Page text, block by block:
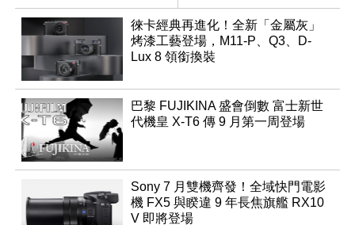
同步亮相
徠卡經典再進化！全新「金屬灰」
烤漆工藝登場，M11-P、Q3、D-
Lux 8 領銜換裝
巴黎 FUJIKINA 盛會倒數 富士新世
代機皇 X-T6 傳 9 月第一周登場
Sony 7 月雙機齊發！全域快門電影
機 FX5 與睽違 9 年長焦旗艦 RX10
V 即將登場